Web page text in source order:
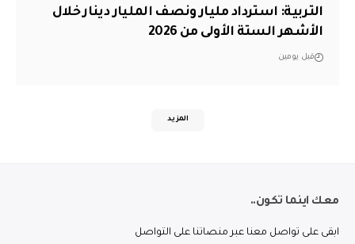
التربية: استرداد مليار ونصف المليار دينار خلال
الأشهر الستة الأولى من 2026
قبل يومين
المزيد
معك اينما تكون..
ابقى على تواصل معنا عبر منصاتنا على التواصل